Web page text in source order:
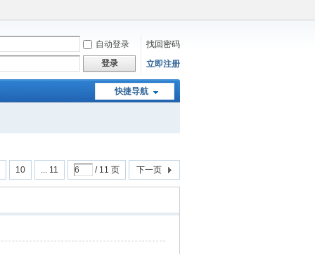
自动登录
找回密码
登录
立即注册
快捷导航
10 ... 11 / 11 页 下一页